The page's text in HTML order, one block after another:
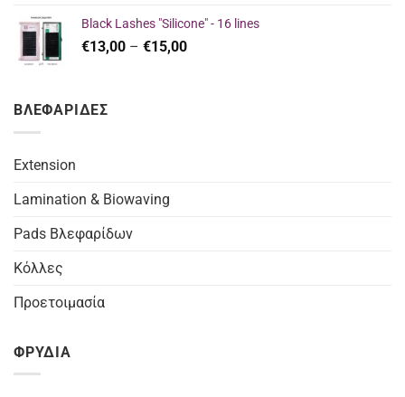
€27,50.είναι:
€26,00.
Black Lashes "Silicone" - 16 lines
€13,00 – €15,00Price
ΒΛΕΦΑΡΙΔΕΣ
Extension
Lamination & Biowaving
Pads Βλεφαρίδων
Κόλλες
Προετοιμασία
ΦΡΥΔΙΑ